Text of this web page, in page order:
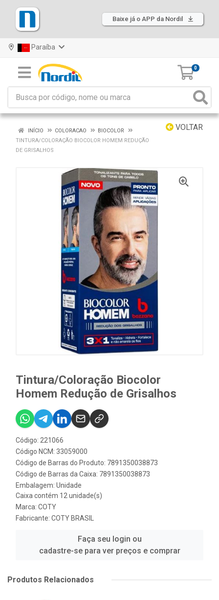
Baixe já o APP da Nordil
Paraíba
0
VOLTAR
INÍCIO COLORACAO
BIOCOLOR
TINTURA/COLORAÇÃO BIOCOLOR HOMEM REDUÇÃO
DE GRISALHOS
Tintura/Coloração Biocolor
Homem Redução de Grisalhos
Código: 221066
Código NCM: 33059000
Código de Barras do Produto: 7891350038873
Código de Barras da Caixa: 7891350038873
Embalagem: Unidade
Caixa contém 12 unidade(s)
Marca: COTY
Fabricante: COTY BRASIL
Faça seu login ou
cadastre-se para ver preços e comprar
Produtos Relacionados